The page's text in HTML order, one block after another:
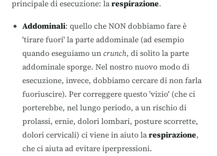
principale di esecuzione: larespirazione.
Addominali: quello che NON dobbiamo fare è
'tirare fuori' la parte addominale (ad esempio
quando eseguiamo uncrunch, di solito la parte
addominale sporge. Nel nostro nuovo modo di
esecuzione, invece, dobbiamo cercare di non farla
fuoriuscire). Per correggere questo 'vizio' (che ci
porterebbe, nel lungo periodo, a un rischio di
prolassi, ernie, dolori lombari, posture scorrette,
dolori cervicali) ci viene in aiuto larespirazione,
che ci aiuta ad evitare iperpressioni.